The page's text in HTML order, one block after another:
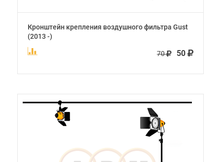
Кронштейн крепления воздушного фильтра Gust
(2013 -)
70 50